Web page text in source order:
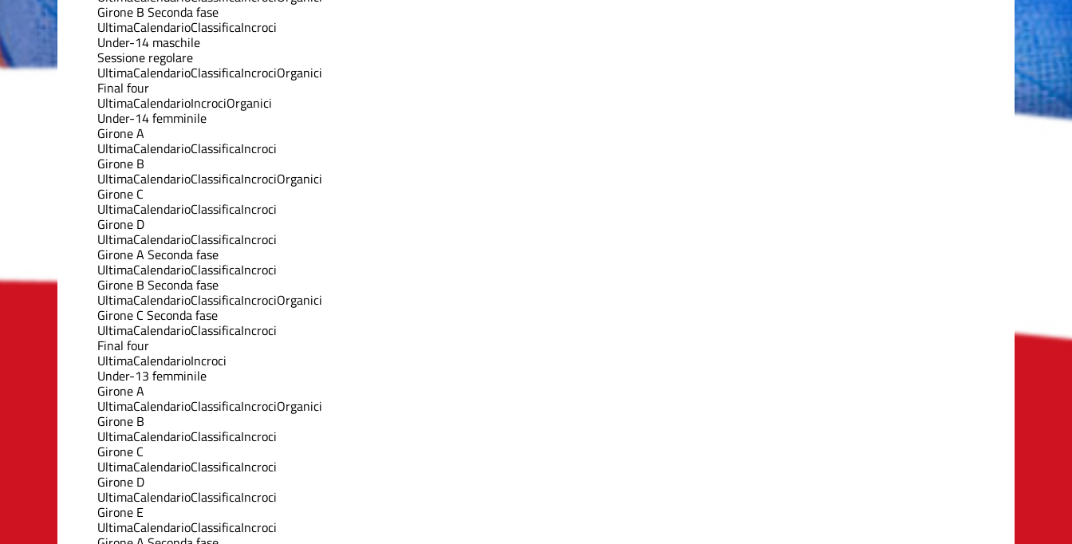
Girone B Seconda fase
UltimaCalendarioClassificaIncroci
Under-14 maschile
Sessione regolare
UltimaCalendarioClassificaIncrociOrganici
Final four
UltimaCalendarioIncrociOrganici
Under-14 femminile
Girone A
UltimaCalendarioClassificaIncroci
Girone B
UltimaCalendarioClassificaIncrociOrganici
Girone C
UltimaCalendarioClassificaIncroci
Girone D
UltimaCalendarioClassificaIncroci
Girone A Seconda fase
UltimaCalendarioClassificaIncroci
Girone B Seconda fase
UltimaCalendarioClassificaIncrociOrganici
Girone C Seconda fase
UltimaCalendarioClassificaIncroci
Final four
UltimaCalendarioIncroci
Under-13 femminile
Girone A
UltimaCalendarioClassificaIncrociOrganici
Girone B
UltimaCalendarioClassificaIncroci
Girone C
UltimaCalendarioClassificaIncroci
Girone D
UltimaCalendarioClassificaIncroci
Girone E
UltimaCalendarioClassificaIncroci